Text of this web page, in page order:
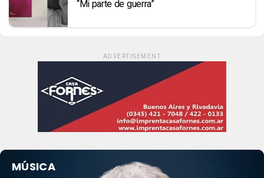
“Mi parte de guerra”
ADVERTISEMENT
MÚSICA